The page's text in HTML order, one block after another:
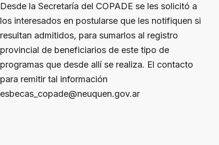
Desde la Secretaría del COPADE se les solicitó a
los interesados en postularse que les notifiquen si
resultan admitidos, para sumarlos al registro
provincial de beneficiarios de este tipo de
programas que desde allí se realiza. El contacto
para remitir tal información
esbecas_copade@neuquen.gov.ar